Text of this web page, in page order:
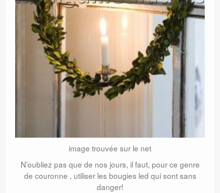
image trouvée sur le net
N’oubliez pas que de nos jours, il faut, pour ce genre
de couronne , utiliser les bougies led qui sont sans
danger!